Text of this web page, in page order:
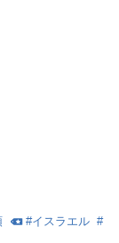
#イスラエル #